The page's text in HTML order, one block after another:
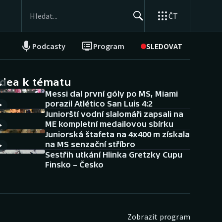
ČT
Podcasty Program SLEDOVAT
NEPŘEHLÉDNĚTE
Historické návraty
Aplikace ČT sport
AZ kvíz
k tématu
Messi dal první góly po MS, Miami
porazil Atlético San Luis 4:2
Juniorští vodní slalomáři zapsali na
ME kompletní medailovou sbírku
Juniorská štafeta na 4x400 m získala
na MS senzační stříbro
Sestřih utkání Hlinka Gretzky Cupu
Finsko – Česko
Zobrazit program